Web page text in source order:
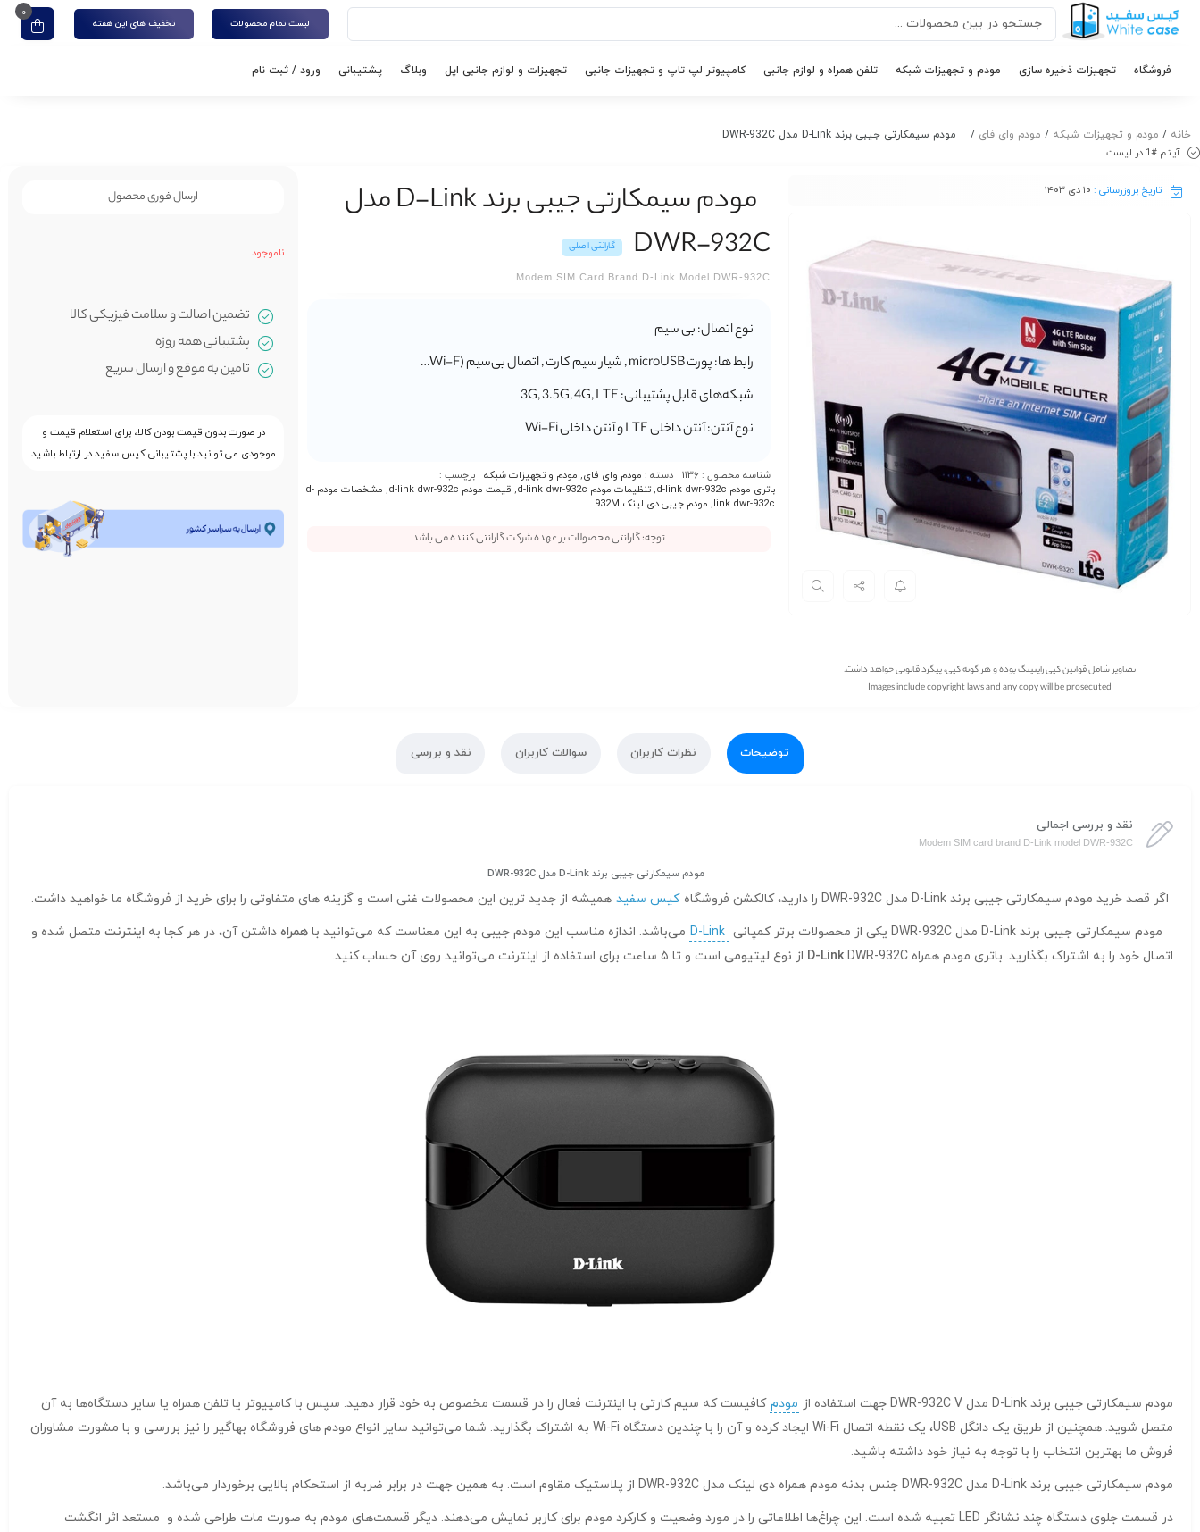
لیست تمام محصولات تخفیف های این هفته
0
فروشگاه تجهیزات ذخیره سازی مودم و تجهیزات شبکه تلفن همراه و لوازم جانبی کامپیوتر لپ تاپ و تجهیزات جانبی تجهیزات و لوازم جانبی اپل وبلاگ پشتیبانی ورود / ثبت نام
خانه / مودم و تجهیزات شبکه / مودم وای فای / مودم سیمکارتی جیبی برند D-Link مدل DWR-932C
آیتم #1 در لیست
تاریخ بروزرسانی : ۱۰ دی ۱۴۰۳
تصاویر شامل قوانین کپی رایتینگ بوده و هر گونه کپی، پیگرد قانونی خواهد داشت.
Images include copyright laws and any copy will be prosecuted
مودم سیمکارتی جیبی برند D-Link مدل
DWR-932C
گارانتی اصلی
Modem SIM Card Brand D-Link Model DWR-932C
نوع اتصال: بی سیم
رابط ها: پورت microUSB , شیار سیم کارت , اتصال بی‌سیم (Wi-F…
شبکه‌های قابل پشتیبانی: 3G, 3.5G, 4G, LTE
نوع آنتن: آنتن‌ داخلی LTE و آنتن‌ داخلی Wi-Fi
شناسه محصول : 1136 دسته : مودم وای فای, مودم و تجهیزات شبکه
برچسب :
باتری مودم d-link dwr-932c
,تنظیمات مودم d-link dwr-932c , قیمت مودم d-link dwr-932c ,
مشخصات مودم d-
link dwr-932c
, مودم جیبی دی لینک 932M
توجه: گارانتی محصولات بر عهده شرکت گارانتی کننده می باشد
ارسال فوری محصول
ناموجود
تضمین اصالت و سلامت فیزیکی کالا
پشتیبانی همه روزه
تامین به موقع و ارسال سریع
در صورت بدون قیمت بودن کالا، برای استعلام قیمت و
موجودی می توانید با پشتیبانی کیس سفید در ارتباط باشید
توضیحات نظرات کاربران سوالات کاربران نقد و بررسی
نقد و بررسی اجمالی
Modem SIM card brand D-Link model DWR-932C
مودم سیمکارتی جیبی برند D-Link مدل DWR-932C
اگر قصد خرید مودم سیمکارتی جیبی برند D-Link مدل DWR-932C را دارید، کالکشن فروشگاه کیس سفید همیشه از جدید ترین این محصولات غنی است و گزینه های متفاوتی را برای خرید از فروشگاه ما خواهید داشت.
مودم سیمکارتی جیبی برند D-Link مدل DWR-932C یکی از محصولات برتر کمپانی
می‌باشد. اندازه مناسب این مودم جیبی به این معناست که می‌توانید با همراه داشتن آن، در هر کجا به اینترنت متصل شده و
اتصال خود را به اشتراک بگذارید. باتری مودم همراه
D-LinkDWR-932C از نوع لیتیومی است و تا ۵ ساعت برای استفاده از اینترنت می‌توانید روی آن حساب کنید.
مودم سیمکارتی جیبی برند D-Link مدل DWR-932C V جهت استفاده از مودم کافیست که سیم کارتی با اینترنت فعال را در قسمت مخصوص به خود قرار دهید. سپس با کامپیوتر یا تلفن همراه یا سایر دستگاه‌ها به آن
متصل شوید. همچنین از طریق یک دانگل USB، یک نقطه اتصال Wi-Fi ایجاد کرده و آن را با چندین دستگاه Wi-Fi به اشتراک بگذارید. شما می‌توانید سایر انواع مودم های فروشگاه بهاگیر را نیز بررسی و با مشورت مشاوران
فروش ما بهترین انتخاب را با توجه به نیاز خود داشته باشید.
مودم سیمکارتی جیبی برند D-Link مدل DWR-932C جنس بدنه مودم همراه دی لینک مدل DWR-932C از پلاستیک مقاوم است. به همین جهت در برابر ضربه از استحکام بالایی برخوردار می‌باشد.
در قسمت جلوی دستگاه چند نشانگر LED تعبیه شده است. این چراغ‌ها اطلاعاتی را در مورد وضعیت و کارکرد مودم برای کاربر نمایش می‌دهند. دیگر قسمت‌های مودم به صورت مات طراحی شده و مستعد اثر انگشت